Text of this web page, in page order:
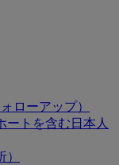
ローアップ）
ートを含む日本人